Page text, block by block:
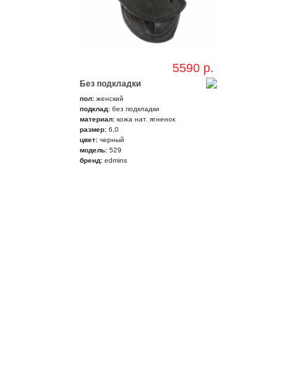
5590 р.
Без подкладки
пол: женский
подклад: без подкладки
материал: кожа нат. ягненок
размер: 6,0
цвет: черный
модель: 529
бренд: edmins